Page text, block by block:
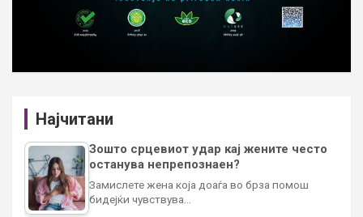
Најчитани
Зошто срцевиот удар кај жените често
останува непрепознаен?
Замислете жена која доаѓа во брза помош
бидејќи чувствува…